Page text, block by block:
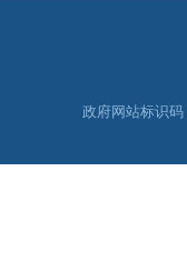
政府网站标识码